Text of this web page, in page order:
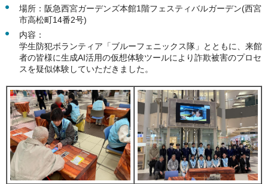
場所：阪急西宮ガーデンズ本館1階フェスティバルガーデン(西宮
市高松町14番2号)
内容：
学生防犯ボランティア「ブルーフェニックス隊」とともに、来館
者の皆様に生成AI活用の仮想体験ツールにより詐欺被害のプロセ
スを疑似体験していただきました。